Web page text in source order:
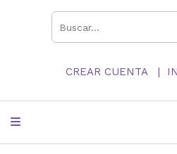
CREAR CUENTA